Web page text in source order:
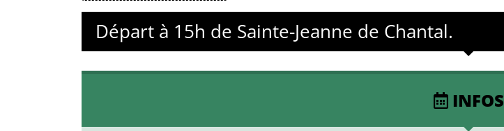
Départ à 15h de Sainte-Jeanne de Chantal.
INFOS